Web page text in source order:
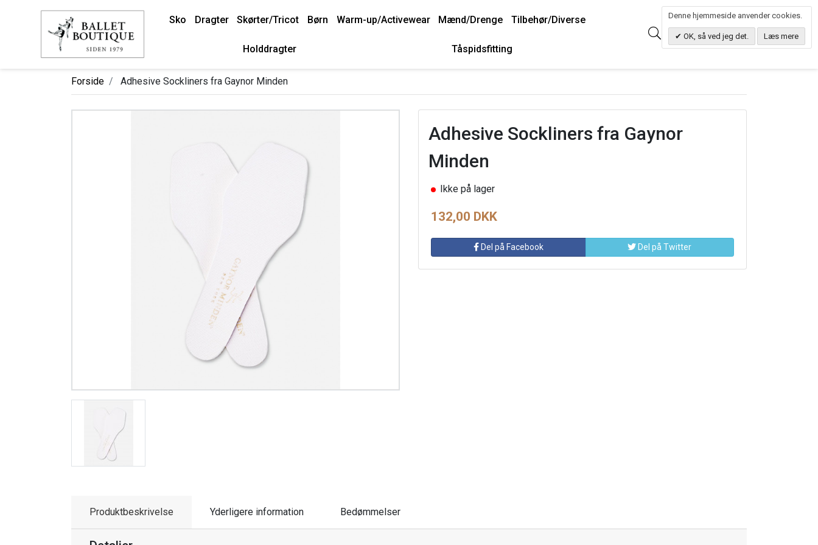
Sko Dragter Skørter/Tricot Børn Warm-up/Activewear Mænd/Drenge Tilbehør/Diverse
Holddragter Tåspidsfitting
Søg 0.00 DKK
Forside Adhesive Sockliners fra Gaynor Minden
Adhesive Sockliners fra Gaynor
Minden
Ikke på lager
132,00 DKK
Del på Facebook Del på Twitter
Produktbeskrivelse Yderligere information Bedømmelser
Denne hjemmeside anvender cookies.
OK, så ved jeg det. Læs mere